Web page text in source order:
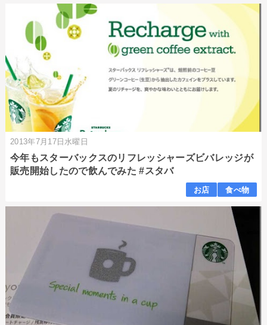
2013年7月17日水曜日
今年もスターバックスのリフレッシャーズビバレッジが
販売開始したので飲んでみた #スタバ
お店 食べ物